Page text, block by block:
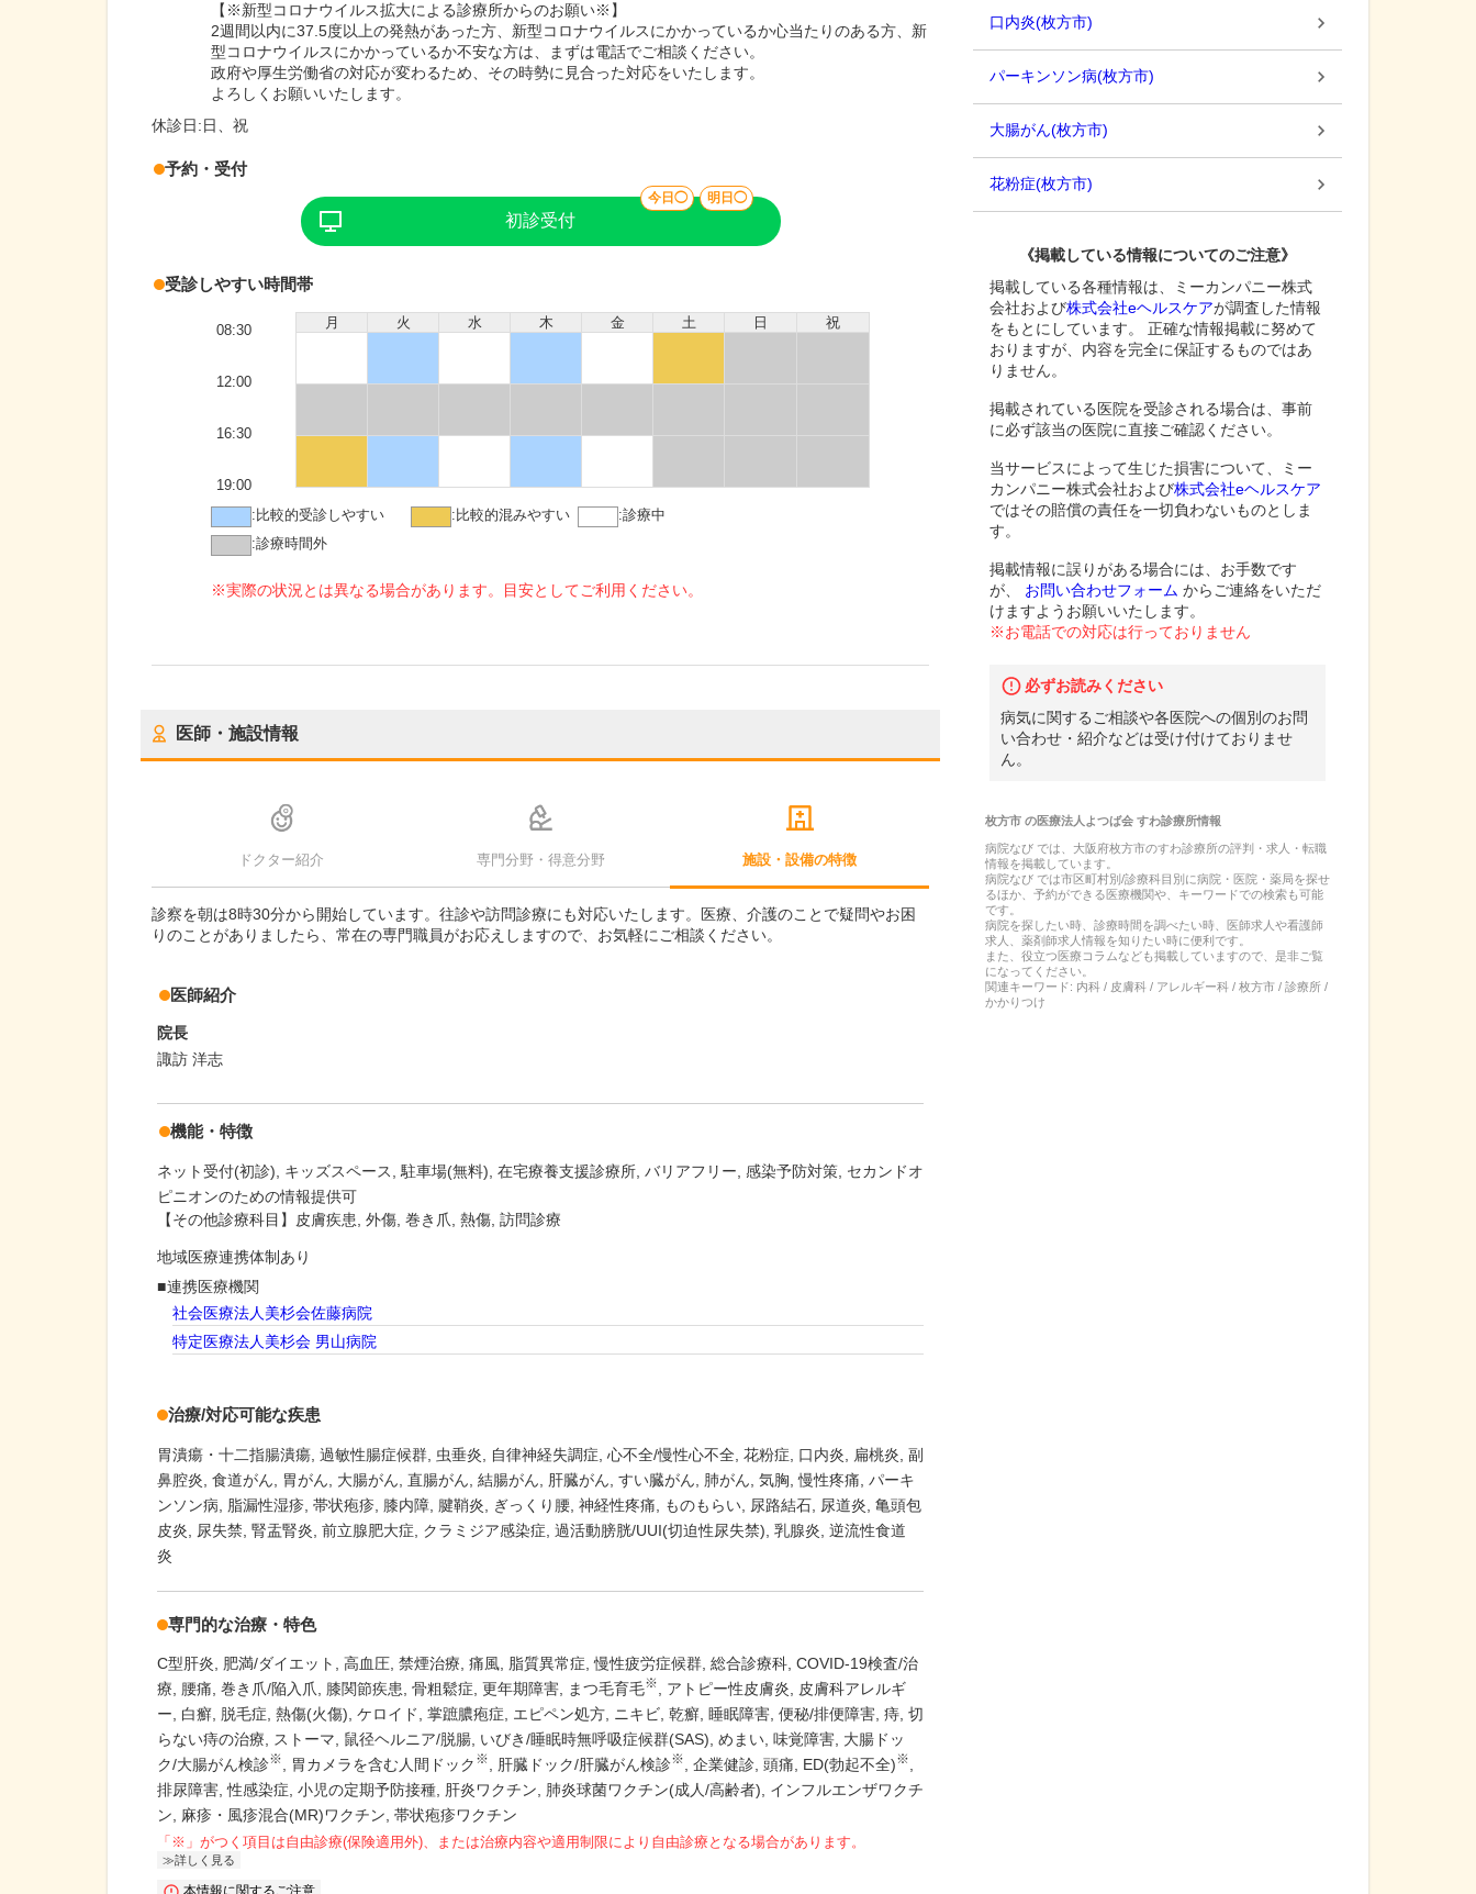
【※新型コロナウイルス拡大による診療所からのお願い※】
2週間以内に37.5度以上の発熱があった方、新型コロナウイルスにかかっているか心当たりのある方、新
型コロナウイルスにかかっているか不安な方は、まずは電話でご相談ください。
政府や厚生労働省の対応が変わるため、その時勢に見合った対応をいたします。
よろしくお願いいたします。
休診日:日、祝
予約・受付
初診受付
今日◯ 明日◯
受診しやすい時間帯
月 火 水 木 金 土 日 祝
08:30
12:00
16:30
19:00
: 比較的受診しやすい : 比較的混みやすい :診療中
:診療時間外
※実際の状況とは異なる場合があります。目安としてご利用ください。
医師・施設情報
ドクター紹介 専門分野・得意分野 施設・設備の特徴
診察を朝は8時30分から開始しています。往診や訪問診療にも対応いたします。医療、介護のことで疑問やお困
りのことがありましたら、常在の専門職員がお応えしますので、お気軽にご相談ください。
医師紹介
院長
諏訪 洋志
機能・特徴
ネット受付(初診) キッズスペース 駐車場(無料) 在宅療養支援診療所 バリアフリー 感染予防対策 セカンドオ
ピニオンのための情報提供可
【その他診療科目】皮膚疾患, 外傷, 巻き爪, 熱傷, 訪問診療
地域医療連携体制あり
連携医療機関
社会医療法人美杉会佐藤病院
特定医療法人美杉会 男山病院
治療/対応可能な疾患
胃潰瘍・十二指腸潰瘍 過敏性腸症候群 虫垂炎 自律神経失調症 心不全/慢性心不全 花粉症 口内炎 扁桃炎 副
鼻腔炎 食道がん 胃がん 大腸がん 直腸がん 結腸がん 肝臓がん すい臓がん 肺がん 気胸 慢性疼痛 パーキ
ンソン病
脂漏性湿疹 帯状疱疹 膝内障 腱鞘炎 ぎっくり腰 神経性疼痛 ものもらい 尿路結石 尿道炎 亀頭包
皮炎
尿失禁 腎盂腎炎 前立腺肥大症 クラミジア感染症 過活動膀胱/UUI(切迫性尿失禁) 乳腺炎 逆流性食道
炎
専門的な治療・特色
C型肝炎 肥満/ダイエット 高血圧 禁煙治療 痛風 脂質異常症 慢性疲労症候群 総合診療科 COVID-19検査/治
療
腰痛 巻き爪/陥入爪 膝関節疾患 骨粗鬆症 更年期障害 まつ毛育毛※ アトピー性皮膚炎
皮膚科アレルギ
ー
白癬 脱毛症 熱傷(火傷) ケロイド 掌蹠膿疱症 エピペン処方 ニキビ 乾癬 睡眠障害 便秘/排便障害 痔 切
らない痔の治療
ストーマ 鼠径ヘルニア/脱腸 いびき/睡眠時無呼吸症候群(SAS) めまい 味覚障害 大腸ドッ
ク/大腸がん検診※ 胃カメラを含む人間ドック ※ 肝臓ドック/肝臓がん検診※ 企業健診 頭痛 ED(勃起不全)※
排尿障害 性感染症 小児の定期予防接種 肝炎ワクチン 肺炎球菌ワクチン(成人/高齢者)
インフルエンザワクチ
ン
麻疹・風疹混合(MR)ワクチン 帯状疱疹ワクチン
「※」がつく項目は自由診療(保険適用外)、または治療内容や適用制限により自由診療となる場合があります。
詳しく見る
本情報に関するご注意
口内炎(枚方市)
パーキンソン病(枚方市)
大腸がん(枚方市)
花粉症(枚方市)
《掲載している情報についてのご注意》
掲載している各種情報は、ミーカンパニー株式
会社および株式会社eヘルスケアが調査した情報
をもとにしています。 正確な情報掲載に努めて
おりますが、内容を完全に保証するものではあ
りません。
掲載されている医院を受診される場合は、事前
に必ず該当の医院に直接ご確認ください。
当サービスによって生じた損害について、ミー
カンパニー株式会社および株式会社eヘルスケア
ではその賠償の責任を一切負わないものとしま
す。
掲載情報に誤りがある場合には、お手数です
が、
お問い合わせフォーム からご連絡をいただ
けますようお願いいたします。
※お電話での対応は行っておりません
必ずお読みください
病気に関するご相談や各医院への個別のお問
い合わせ・紹介などは受け付けておりませ
ん。
枚方市の医療法人よつば会 すわ診療所情報
病院なび では、 大阪府枚方市のすわ診療所の評判・求人・転職
情報を掲載しています。
病院なび では市区町村別/診療科目別に病院・医院・薬局を探せ
るほか、予約ができる医療機関や、キーワードでの検索も可能
です。
病院を探したい時、診療時間を調べたい時、医師求人や看護師
求人、薬剤師求人情報を知りたい時に便利です。
また、役立つ医療コラムなども掲載していますので、是非ご覧
になってください。
関連キーワード: 内科 / 皮膚科 / アレルギー科 / 枚方市 / 診療所 /
かかりつけ